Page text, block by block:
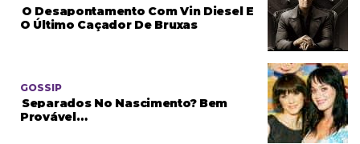
O Desapontamento Com Vin Diesel E
O Último Caçador De Bruxas
GOSSIP
Separados No Nascimento? Bem
Provável…